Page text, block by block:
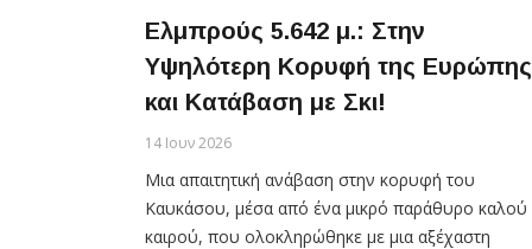
Ελμπρούς 5.642 μ.: Στην
Υψηλότερη Κορυφή της Ευρώπης
και Κατάβαση με Σκι!
14 Ιουν 2026
Μια απαιτητική ανάβαση στην κορυφή του
Καυκάσου, μέσα από ένα μικρό παράθυρο καλού
καιρού, που ολοκληρώθηκε με μια αξέχαστη